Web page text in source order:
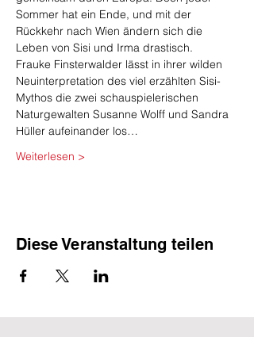
Sommer hat ein Ende, und mit der
Rückkehr nach Wien ändern sich die
Leben von Sisi und Irma drastisch.
Frauke Finsterwalder lässt in ihrer wilden
Neuinterpretation des viel erzählten Sisi-
Mythos die zwei schauspielerischen
Naturgewalten Susanne Wolff und Sandra
Hüller aufeinander los…
Weiterlesen >
Diese Veranstaltung teilen